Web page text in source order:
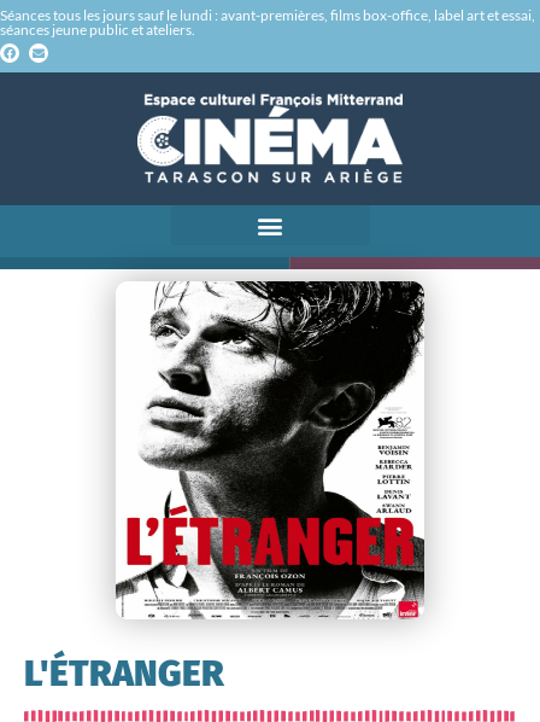
Séances tous les jours sauf le lundi : avant-premières, films box-office, label art et essai,
séances jeune public et ateliers.
L'ÉTRANGER